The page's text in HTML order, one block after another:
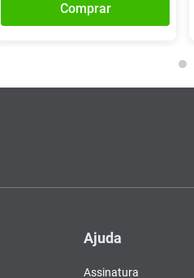
Comprar
Ajuda
Assinatura